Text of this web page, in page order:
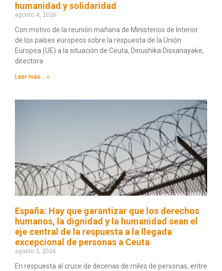
humanidad y solidaridad
agosto 4, 2026
Con motivo de la reunión mañana de Ministerios de Interior
de los países europeos sobre la respuesta de la Unión
Europea (UE) a la situación de Ceuta, Dinushika Dissanayake,
directora
Leer más... »
España: Hay que garantizar que los derechos
humanos, la dignidad y la humanidad sean el
eje central de la respuesta a la llegada
excepcional de personas a Ceuta
agosto 3, 2026
En respuesta al cruce de decenas de miles de personas, entre